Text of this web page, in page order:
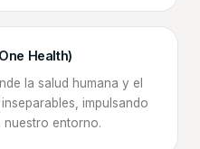
Health)
la salud humana y el
impulsando
nuestro entorno.